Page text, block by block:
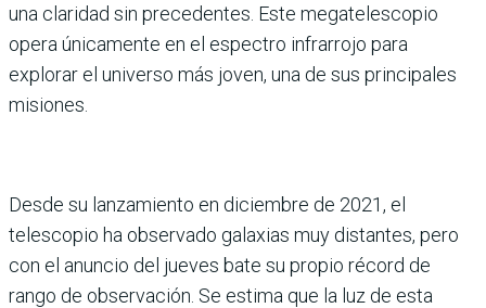
una claridad sin precedentes. Este megatelescopio
opera únicamente en el espectro infrarrojo para
explorar el universo más joven, una de sus principales
misiones.
Desde su lanzamiento en diciembre de 2021, el
telescopio ha observado galaxias muy distantes, pero
con el anuncio del jueves bate su propio récord de
rango de observación. Se estima que la luz de esta